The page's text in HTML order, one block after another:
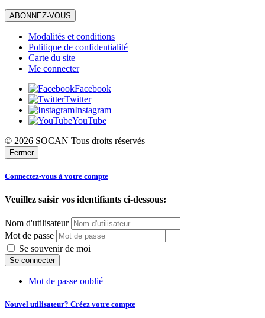
ABONNEZ-VOUS
Modalités et conditions
Politique de confidentialité
Carte du site
Me connecter
Facebook
Twitter
Instagram
YouTube
© 2026 SOCAN Tous droits réservés
Fermer
Connectez-vous à votre compte
Veuillez saisir vos identifiants ci-dessous:
Nom d'utilisateur
Mot de passe
Se souvenir de moi
Mot de passe oublié
Nouvel utilisateur? Créez votre compte